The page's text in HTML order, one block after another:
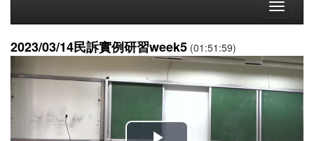
Toggle
2023/03/14民訴實例研習week5 (01:51:59)